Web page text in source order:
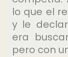
lo que el
y le
era
pero con